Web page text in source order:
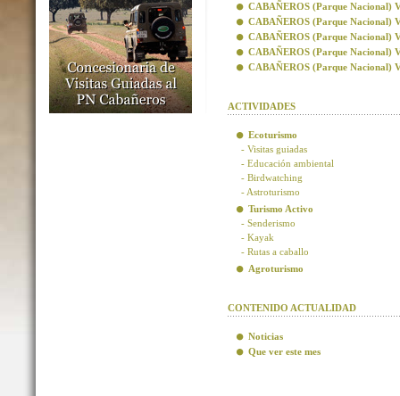
CABAÑEROS (Parque Nacional)
CABAÑEROS (Parque Nacional)
CABAÑEROS (Parque Nacional)
CABAÑEROS (Parque Nacional)
CABAÑEROS (Parque Nacional)
ACTIVIDADES
Ecoturismo
- Visitas guiadas
- Educación ambiental
- Birdwatching
- Astroturismo
Turismo Activo
- Senderismo
- Kayak
- Rutas a caballo
Agroturismo
CONTENIDO ACTUALIDAD
Noticias
Que ver este mes